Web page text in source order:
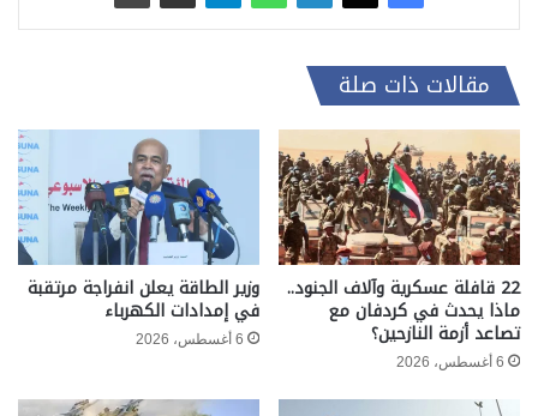
مقالات ذات صلة
22 قافلة عسكرية وآلاف الجنود..
ماذا يحدث في كردفان مع
تصاعد أزمة النازحين؟
6 أغسطس، 2026
وزير الطاقة يعلن انفراجة مرتقبة
في إمدادات الكهرباء
6 أغسطس، 2026